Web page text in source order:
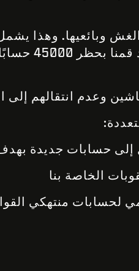
وبائعيها. وهذا
تهيئ وتُباع
وعدم انتقالهم
إلى حسابات جديدة
الخاصة بنا
لحسابات منتهكي